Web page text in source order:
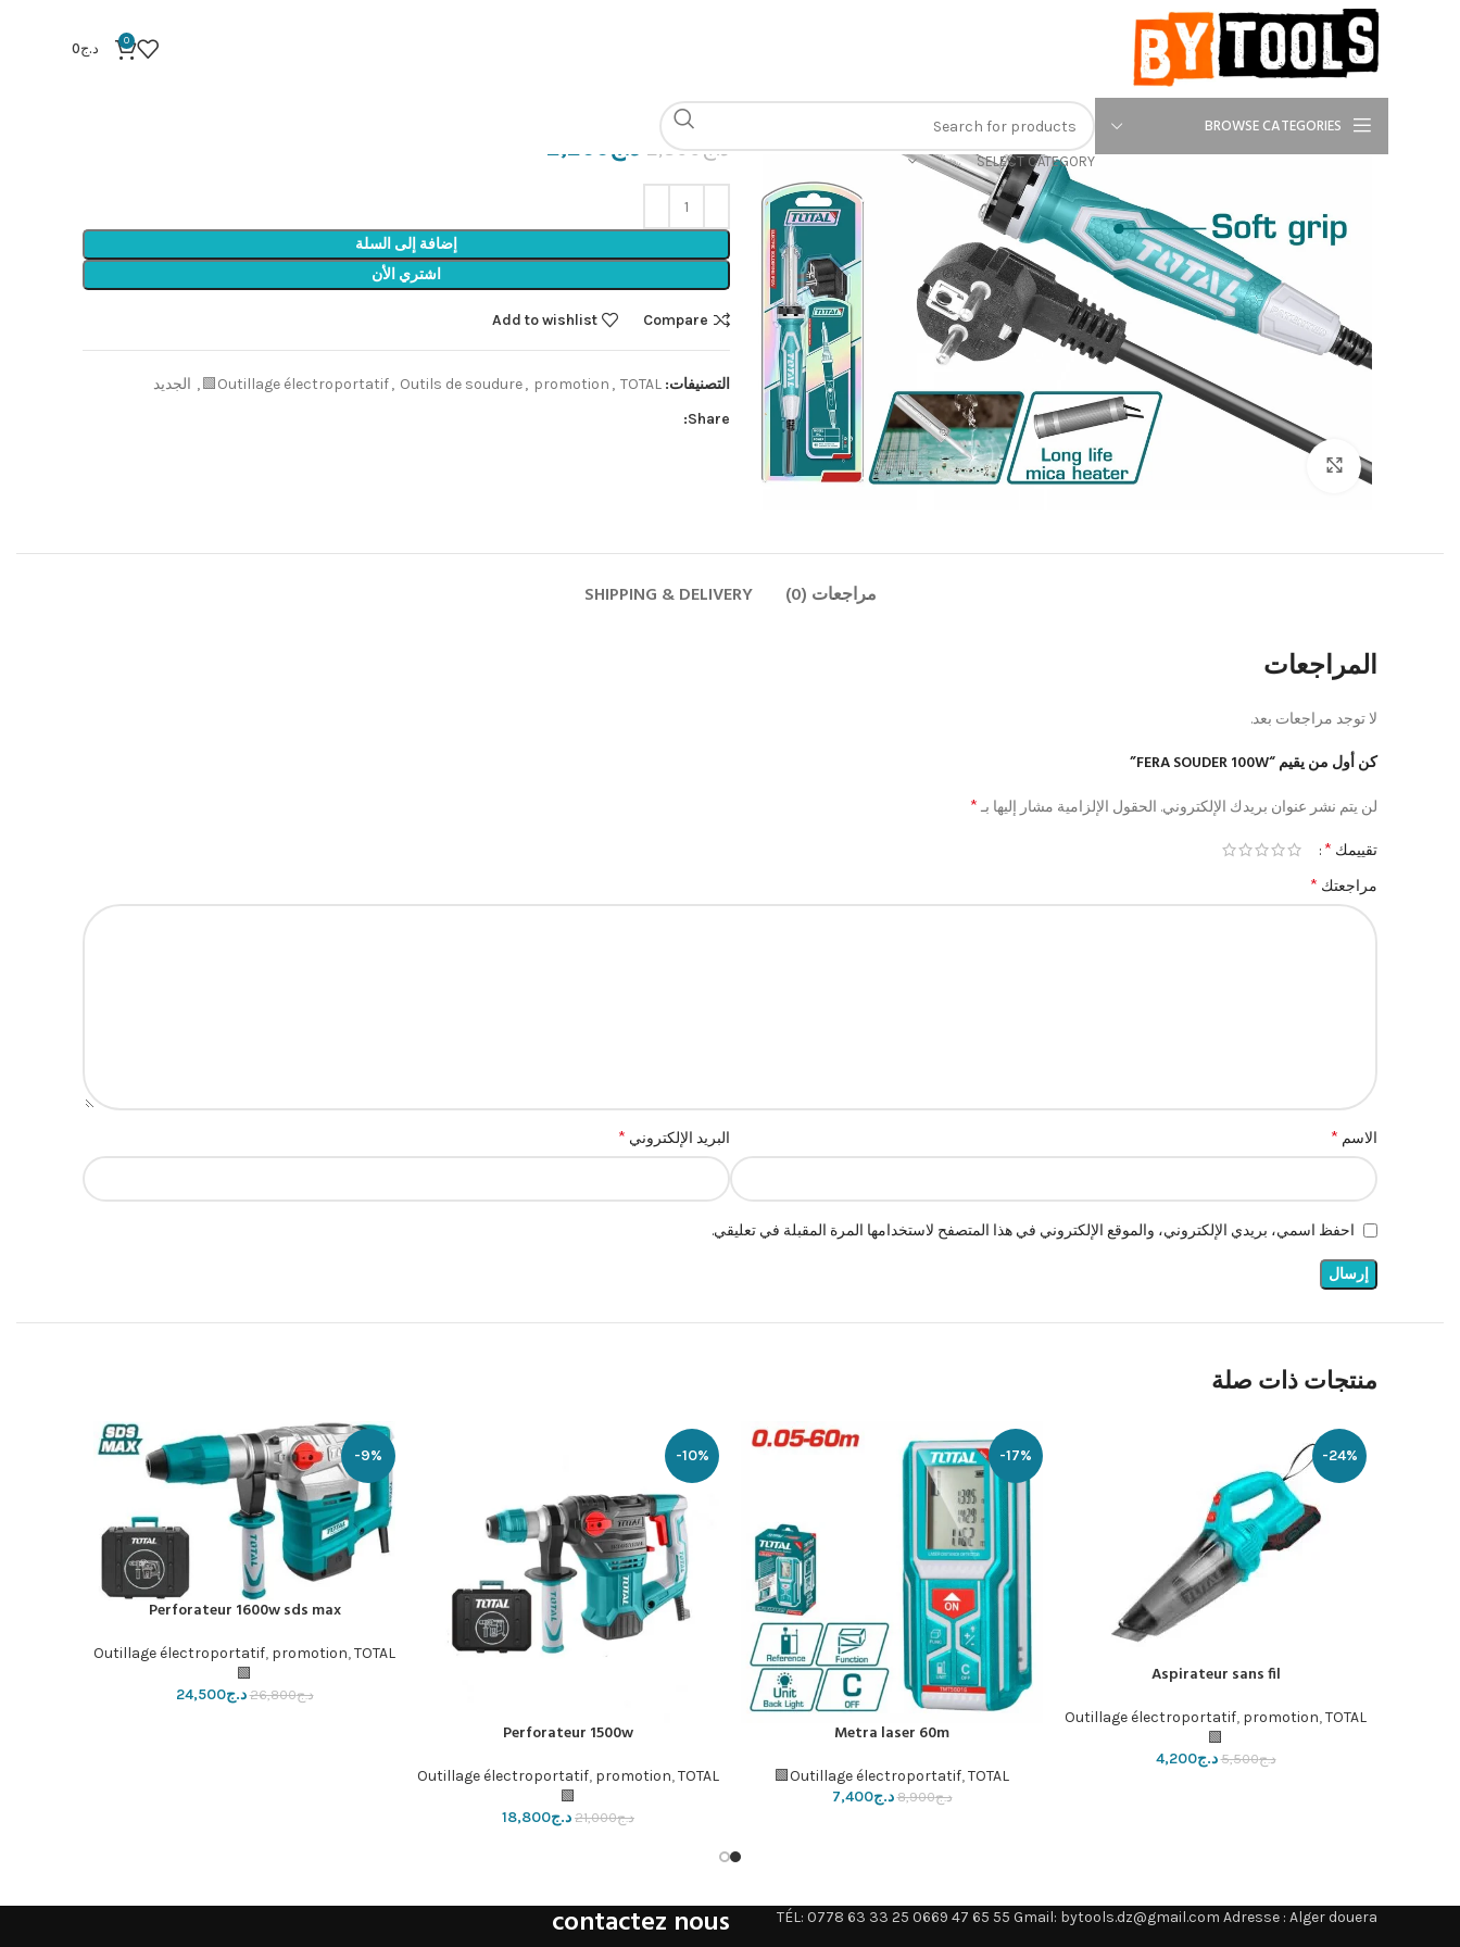
0 د.ج0
BROWSE CATEGORIES
SELECT CATEGORY
-21%
FERA SOUDER 100W
د.ج2,800 د.ج 2,200
إضافة إلى السلة
اشتري الأن
Compare
Add to wishlist
التصنيفات: Outillage électroportatif, Outils de soudure, promotion , TOTAL🟩
, الجديد
Share:
مراجعات (0) SHIPPING & DELIVERY
المراجعات
لا توجد مراجعات بعد.
كن أول من يقيم “FERA SOUDER 100W”
لن يتم نشر عنوان بريدك الإلكتروني. الحقول الإلزامية مشار إليها بـ *
تقييمك *
مراجعتك *
الاسم * البريد الإلكتروني *
احفظ اسمي، بريدي الإلكتروني، والموقع الإلكتروني في هذا المتصفح لاستخدامها المرة المقبلة في تعليقي.
منتجات ذات صلة
-24%
إضافة إلى السلةAspirateur sans fil
Outillage électroportatif, promotion,TOTAL
🟩
د.ج5,500 د.ج4,200
-17%
إضافة إلى السلةMetra laser 60m
Outillage électroportatif,TOTAL🟩
د.ج8,900 د.ج7,400
-10%
إضافة إلى السلةPerforateur 1500w
Outillage électroportatif, promotion,TOTAL
🟩
د.ج21,000 د.ج18,800
-9%
إضافة إلى السلةPerforateur 1600w sds max
Outillage électroportatif, promotion,TOTAL
🟩
د.ج26,800 د.ج24,500
TÉL: 0778 63 33 25 0669 47 65 55 Gmail: bytools.dz@gmail.com Adresse : Alger douera
contactez nous